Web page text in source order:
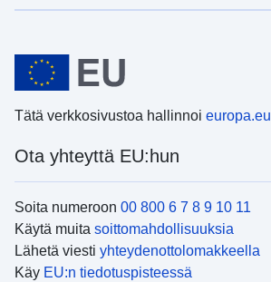
Tätä verkkosivustoa hallinnoi europa.eu
Ota yhteyttä EU:hun
Soita numeroon 00 800 6 7 8 9 10 11
Käytä muita soittomahdollisuuksia
Lähetä viesti yhteydenottolomakkeella
Käy EU:n tiedotuspisteessä